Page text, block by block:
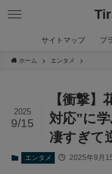
サイトマップ プ
ホーム エンタメ
【衝撃
対応”に
凄すぎて
2025
9/15
エンタメ 2025年9月